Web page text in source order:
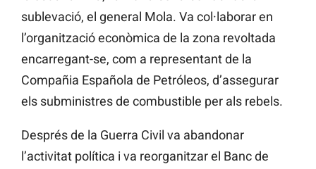
sublevació, el general Mola. Va col·laborar en
l’organització econòmica de la zona revoltada
encarregant-se, com a representant de la
Compañia Española de Petróleos, d’assegurar
els subministres de combustible per als rebels.
Després de la Guerra Civil va abandonar
l’activitat política i va reorganitzar el Banc de